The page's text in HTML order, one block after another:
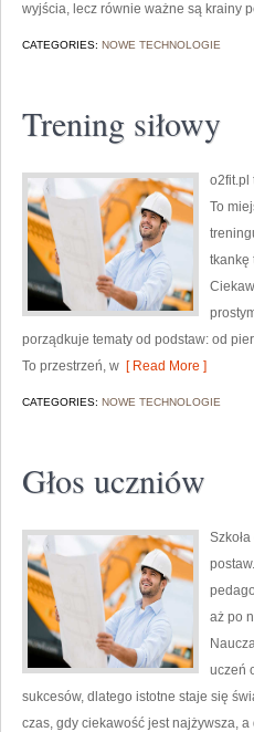
wyjścia, lecz równie ważne są krainy
CATEGORIES: NOWE TECHNOLOGIE
Trening siłowy
o2fit.pl
To
tkankę
porządkuje tematy od podstaw: od
To przestrzeń, w [ Read More ]
CATEGORIES: NOWE TECHNOLOGIE
Głos uczniów
aż po
uczeń
sukcesów, dlatego istotne staje się
czas, gdy ciekawość jest najżywsza,